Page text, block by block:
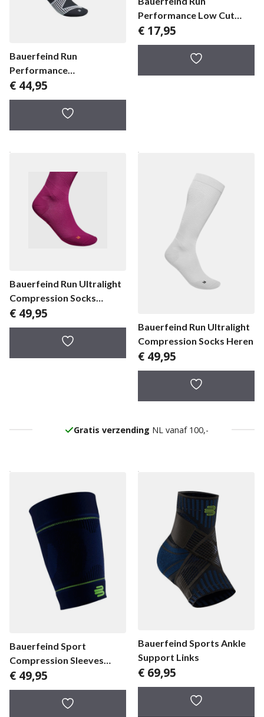
Bauerfeind Run
Performance
Compression Socks
Dames
€ 44,95
Performance Low Cut
Socks dames
€ 17,95
Bauerfeind Run Ultralight
Compression Socks
damessok
€ 49,95
Bauerfeind Run Ultralight
Compression Socks Heren
€ 49,95
Gratis verzending NL vanaf 100,-
Bauerfeind Sport
Compression Sleeves
Upper leg Long
€ 49,95
Bauerfeind Sports Ankle
Support Links
€ 69,95